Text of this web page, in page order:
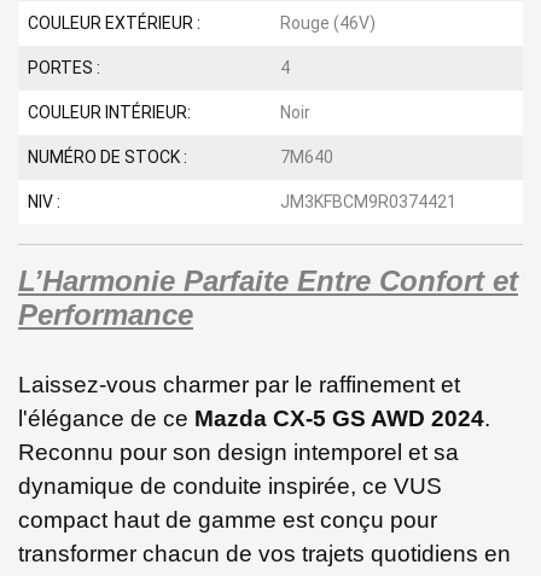
COULEUR EXTÉRIEUR : Rouge (46V)
PORTES : 4
COULEUR INTÉRIEUR: Noir
NUMÉRO DE STOCK : 7M640
NIV : JM3KFBCM9R0374421
L’Harmonie Parfaite Entre Confort et
Performance
Laissez-vous charmer par le raffinement et
l'élégance de ce Mazda CX-5 GS AWD 2024.
Reconnu pour son design intemporel et sa
dynamique de conduite inspirée, ce VUS
compact haut de gamme est conçu pour
transformer chacun de vos trajets quotidiens en